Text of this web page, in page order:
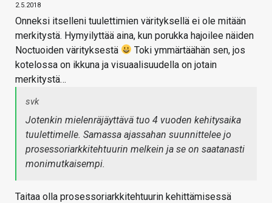
2.5.2018
Onneksi itselleni tuulettimien värityksellä ei ole mitään
merkitystä. Hymyilyttää aina, kun porukka hajoilee näiden
Noctuoiden värityksestä
Toki ymmärtäähän sen, jos
kotelossa on ikkuna ja visuaalisuudella on jotain
merkitystä…
svk
Jotenkin mielenräjäyttävä tuo 4 vuoden kehitysaika
tuulettimelle. Samassa ajassahan suunnittelee jo
prosessoriarkkitehtuurin melkein ja se on saatanasti
monimutkaisempi.
Taitaa olla prosessoriarkkitehtuurin kehittämisessä